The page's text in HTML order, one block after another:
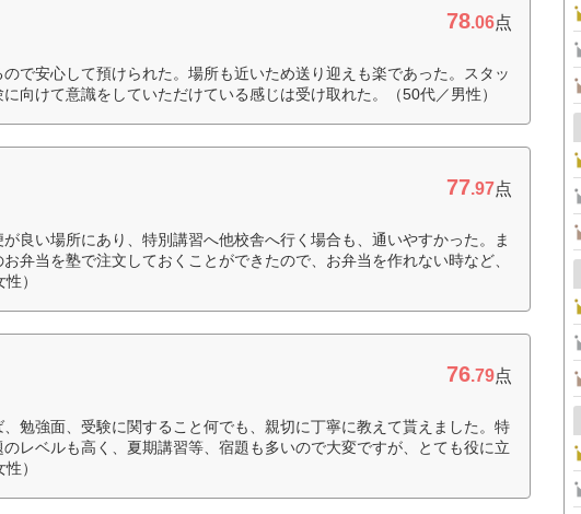
78.06点
で安心して預けられた。場所も近いため送り迎えも楽であった。スタッ
向けて意識をしていただけている感じは受け取れた。（50代／男性）
77.97点
良い場所にあり、特別講習へ他校舎へ行く場合も、通いやすかった。ま
弁当を塾で注文しておくことができたので、お弁当を作れない時など、
）
76.79点
勉強面、受験に関すること何でも、親切に丁寧に教えて貰えました。特
レベルも高く、夏期講習等、宿題も多いので大変ですが、とても役に立
）